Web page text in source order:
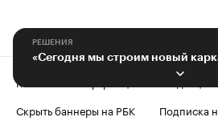
РЕШЕНИЯ
«Сегодня мы строим новый
Контактная информация
Скрыть баннеры на РБК
Подписка